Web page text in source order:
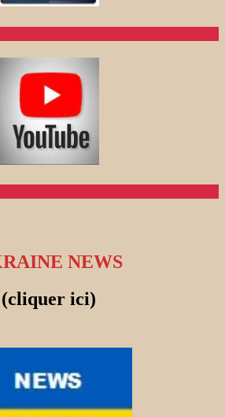
NEWS
(cliquer ici)